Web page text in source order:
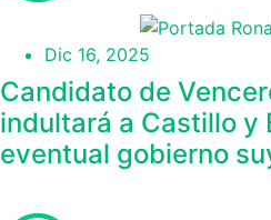
Dic 16, 2025
Candidato de
indultará a Castillo y
eventual gobierno